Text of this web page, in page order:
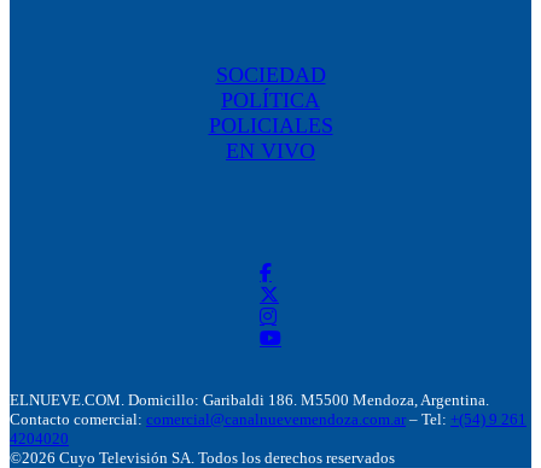
SOCIEDAD
POLÍTICA
POLICIALES
EN VIVO
ELNUEVE.COM. Domicillo: Garibaldi 186. M5500 Mendoza, Argentina.
Contacto comercial: comercial@canalnuevemendoza.com.ar – Tel: +(54) 9 261
4204020
©2026 Cuyo Televisión SA. Todos los derechos reservados